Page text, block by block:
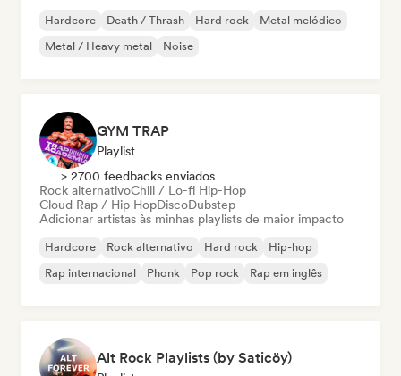
Hardcore Death / Thrash Hard rock
Metal melódico
Metal / Heavy metal
Noise
GYM TRAP
Playlist
> 2700 feedbacks enviados
Rock alternativoChill / Lo-fi Hip-Hop
Cloud Rap / Hip HopDiscoDubstep
Adicionar artistas às minhas playlists de maior impacto
Hardcore Rock alternativo Hard rock
Hip-hop
Rap internacional
Phonk Pop rock Rap em inglês
Alt Rock Playlists (by Saticöy)